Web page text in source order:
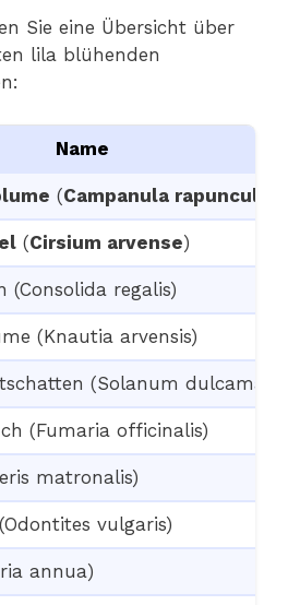
Sie eine Übersicht über
lila blühenden
Name
(Campanula
(Cirsium arvense)
(Consolida regalis)
(Knautia arvensis)
(Solanum
(Fumaria officinalis)
matronalis)
vulgaris)
annua)